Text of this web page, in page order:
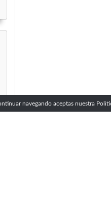
navegando aceptas nuestra